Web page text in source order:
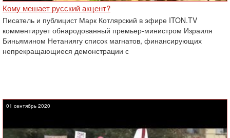
Кому мешает русский акцент?
Писатель и публицист Марк Котлярский в эфире ITON.TV
комментирует обнародованный премьер-министром Израиля
Биньямином Нетаниягу список магнатов, финансирующих
непрекращающиеся демонстрации с
01 сентябрь 2020